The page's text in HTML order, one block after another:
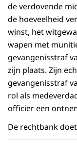
de verdovende
de hoeveelheid
winst, het
wapen met
gevangenisstraf
zijn plaats. Zijn
gevangenisstraf
rol als
officier een
De rechtbank